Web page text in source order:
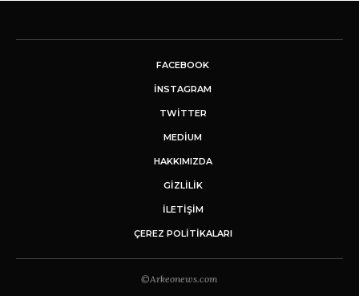
FACEBOOK
INSTAGRAM
TWITTER
MEDIUM
HAKKIMIZDA
GİZLİLİK
İLETIŞIM
ÇEREZ POLITIKALARI
©Arkeonews.com